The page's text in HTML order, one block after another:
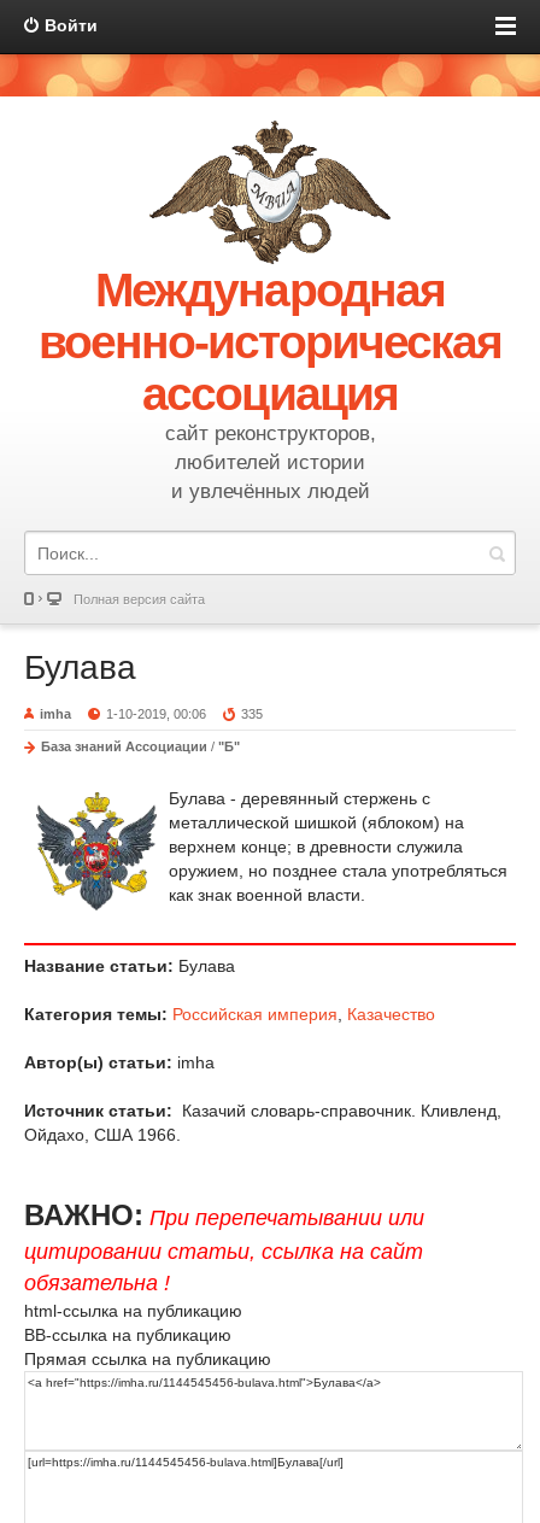
Войти
Международная
военно-историческая
ассоциация
сайт реконструкторов,
любителей истории
и увлечённых людей
Полная версия сайта
Булава
imha 1-10-2019, 00:06 335
База знаний Ассоциации / "Б"
Булава - деревянный стержень с
металлической шишкой (яблоком) на
верхнем конце; в древности служила
оружием, но позднее стала употребляться
как знак военной власти.
Название статьи: Булава
Категория темы: Российская империя Казачество
Автор(ы) статьи: imha
Источник статьи:
Казачий словарь-справочник. Кливленд,
Ойдахо, США 1966.
ВАЖНО: При перепечатывании или
цитировании статьи, ссылка на сайт
обязательна !
html-ссылка на публикацию
BB-ссылка на публикацию
Прямая ссылка на публикацию